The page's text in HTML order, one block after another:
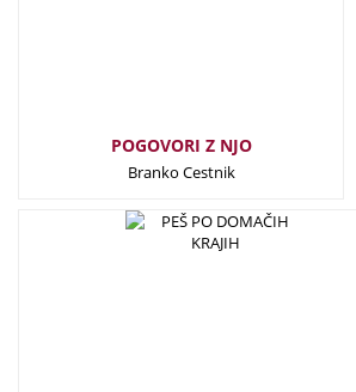
POGOVORI Z NJO
Branko Cestnik
39,50 €